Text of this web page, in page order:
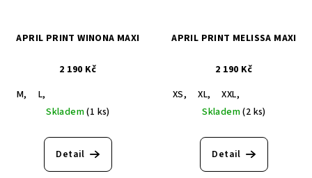
APRIL PRINT WINONA MAXI
2 190 Kč
M,
L,
Skladem(1 ks)
Detail
APRIL PRINT MELISSA MAXI
2 190 Kč
XS,
XL,
XXL,
Skladem(2 ks)
Detail